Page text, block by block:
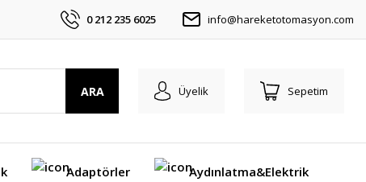
0 212 235 6025 info@hareketotomasyon.com
ARA Üyelik Sepetim
Adaptörler Aydınlatma&Elektrik